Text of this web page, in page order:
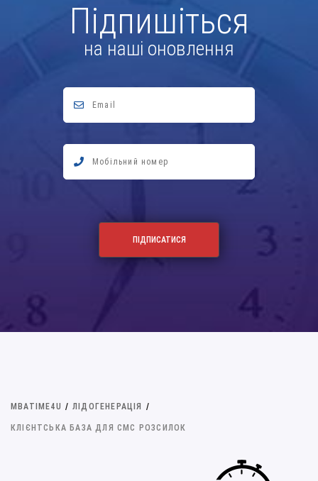
Підпишіться
на наші оновлення
MBATIME4U / ЛІДОГЕНЕРАЦІЯ /
КЛІЄНТСЬКА БАЗА ДЛЯ СМС РОЗСИЛОК